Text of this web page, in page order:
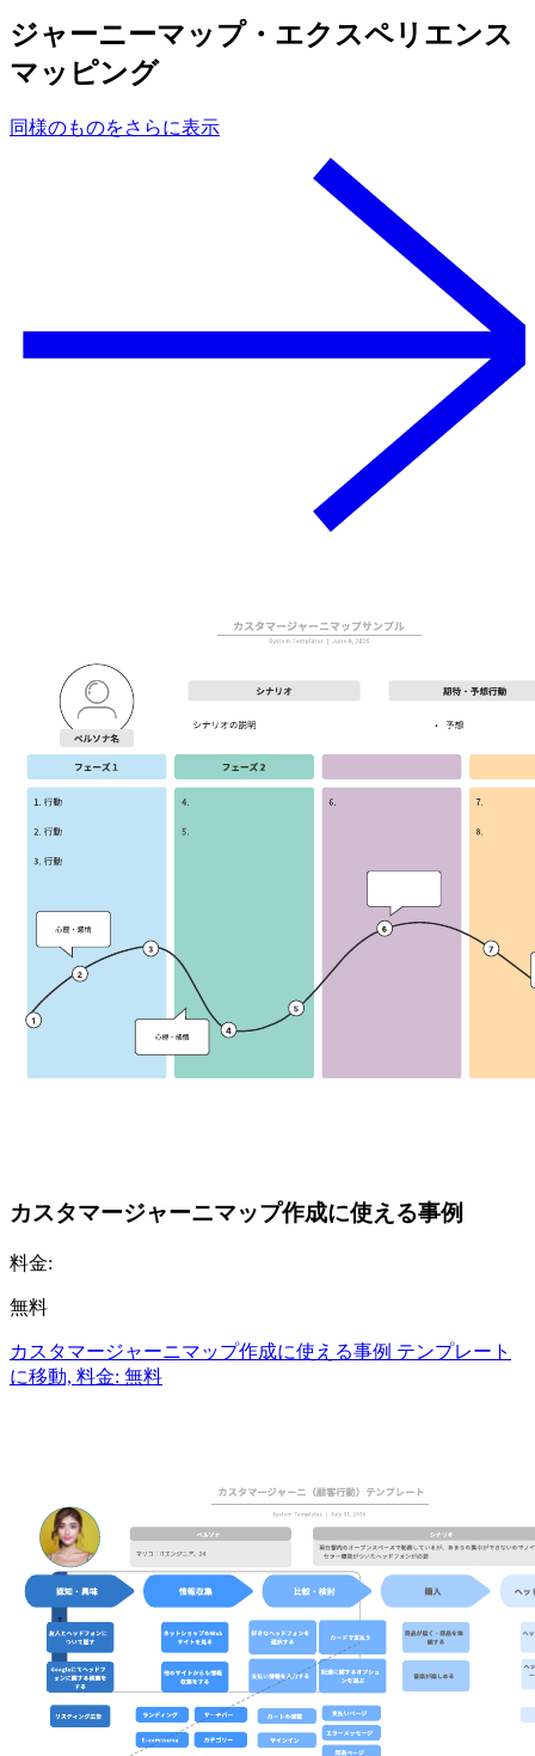
ジャーニーマップ・エクスペリエンス
マッピング
同様のものをさらに表示
カスタマージャーニマップ作成に使える事例
料金:
無料
カスタマージャーニマップ作成に使える事例 テンプレート
に移動, 料金: 無料